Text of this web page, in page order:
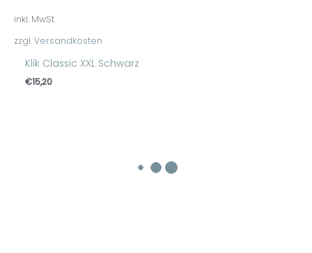
inkl. MwSt.
zzgl.Versandkosten
Klik Classic XXL Schwarz
€15,20